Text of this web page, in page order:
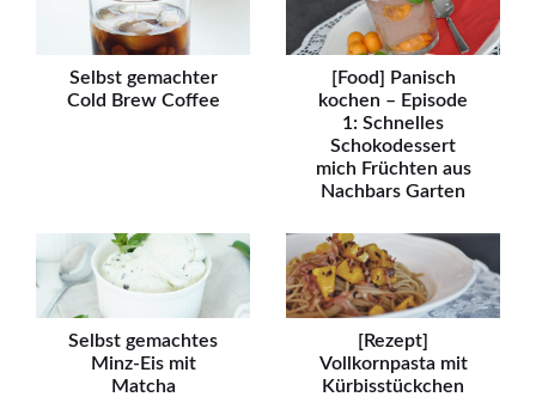
Selbst gemachter
Cold Brew Coffee
[Food] Panisch
kochen – Episode
1: Schnelles
Schokodessert
mich Früchten aus
Nachbars Garten
Selbst gemachtes
Minz-Eis mit
Matcha
[Rezept]
Vollkornpasta mit
Kürbisstückchen